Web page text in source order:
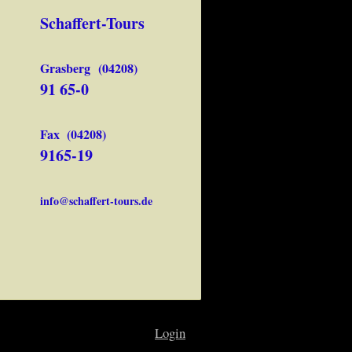
Schaffert-Tours
Grasberg (04208)
91 65-0
Fax (04208)
9165-19
info@schaffert-tours.de
Login